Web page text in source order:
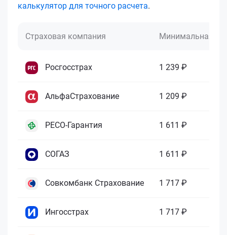
калькулятор для точного расчета.
Страховая компания Минимальная
Росгосстрах 1 239 ₽
АльфаСтрахование 1 209 ₽
РЕСО-Гарантия 1 611 ₽
СОГАЗ 1 611 ₽
Совкомбанк Страхование 1 717 ₽
Ингосстрах 1 717 ₽